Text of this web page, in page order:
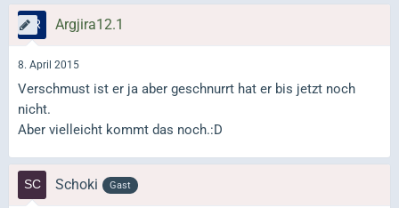
Argjira12.1
8. April 2015
Verschmust ist er ja aber geschnurrt hat er bis jetzt noch
nicht.
Aber vielleicht kommt das noch.:D
Schoki Gast